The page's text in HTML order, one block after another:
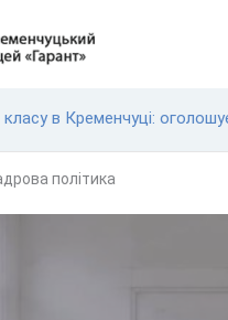
в Кременчуці:
політика